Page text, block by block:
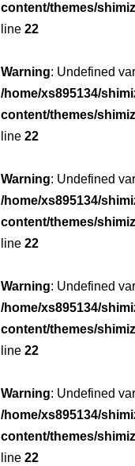
content/themes/
line 22
Warning: Undefined
/home/xs895134/
content/themes/
line 22
Warning: Undefined
/home/xs895134/
content/themes/
line 22
Warning: Undefined
/home/xs895134/
content/themes/
line 22
Warning: Undefined
/home/xs895134/
content/themes/
line 22